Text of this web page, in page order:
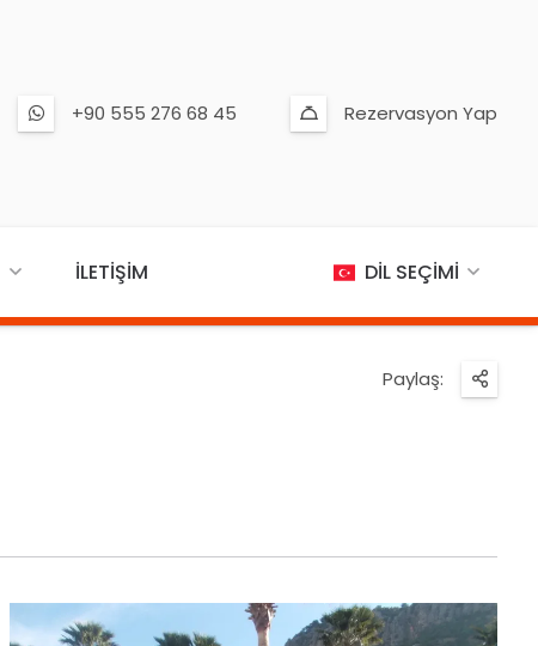
+90 555 276 68 45 Rezervasyon Yap
İLETIŞIM DIL SEÇIMI
Paylaş: